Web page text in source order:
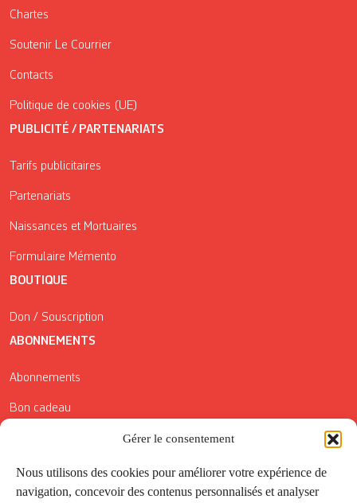
Gérer le consentement
Nous utilisons des cookies pour améliorer votre expérience de
navigation, concevoir des contenus personnalisés et analyser
Chartes
Soutenir Le Courrier
Contacts
Politique de cookies (UE)
PUBLICITÉ / PARTENARIATS
Tarifs publicitaires
Partenariats
Naissances et Mortuaires
Formulaire Mémento
BOUTIQUE
Don / Souscription
ABONNEMENTS
Abonnements
Bon cadeau
Conditions générales de vente
Réductions de la Carte Côté Courrier
Application